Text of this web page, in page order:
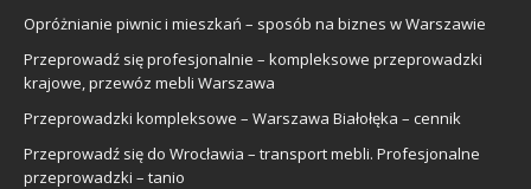
Opróżnianie piwnic i mieszkań – sposób na biznes w Warszawie
Przeprowadź się profesjonalnie – kompleksowe przeprowadzki
krajowe, przewóz mebli Warszawa
Przeprowadzki kompleksowe – Warszawa Białołęka – cennik
Przeprowadź się do Wrocławia – transport mebli. Profesjonalne
przeprowadzki – tanio